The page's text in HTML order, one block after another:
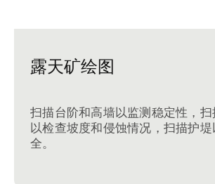
露天矿绘图
扫描台阶和高墙以监测稳定性，
以检查坡度和侵蚀情况，扫描护
全。